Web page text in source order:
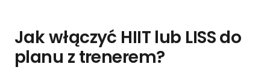
Jak włączyć HIIT lub LISS do
planu z trenerem?